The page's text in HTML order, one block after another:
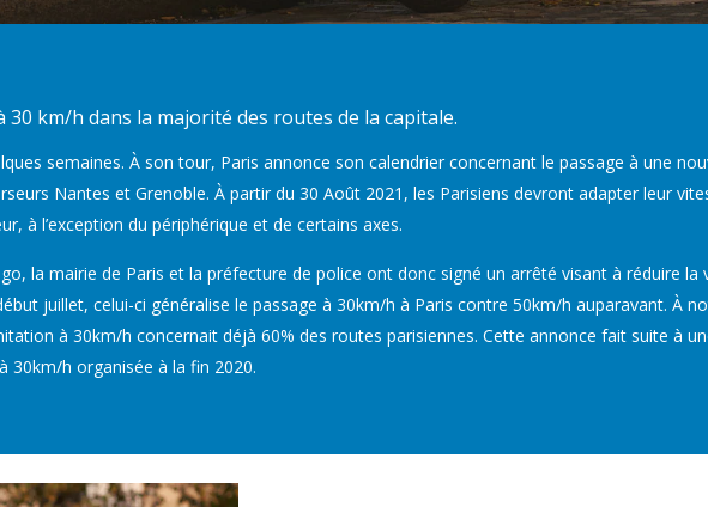
30 km/h dans la majorité des routes de la capitale.
semaines. À son tour, Paris annonce son calendrier concernant le passage à une
Nantes et Grenoble. À partir du 30 Août 2021, les Parisiens devront adapter leur
à l’exception du périphérique et de certains axes.
la mairie de Paris et la préfecture de police ont donc signé un arrêté visant à réduire la
juillet, celui-ci généralise le passage à 30km/h à Paris contre 50km/h auparavant. À
à 30km/h concernait déjà 60% des routes parisiennes. Cette annonce fait suite à
30km/h organisée à la fin 2020.